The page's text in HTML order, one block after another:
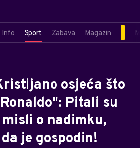
Info Sport Zabava Magazin
osjeća što
Pitali su
o nadimku,
je gospodin!